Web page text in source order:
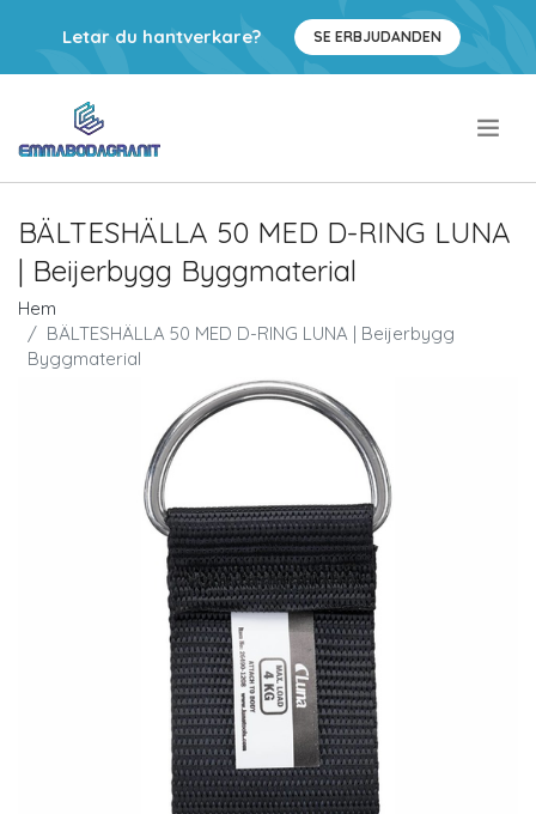
Letar du hantverkare? SE ERBJUDANDEN
BÄLTESHÄLLA 50 MED D-RING LUNA
| Beijerbygg Byggmaterial
Hem
BÄLTESHÄLLA 50 MED D-RING LUNA | Beijerbygg
Byggmaterial